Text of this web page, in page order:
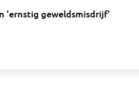
'ernstig geweldsmisdrijf'